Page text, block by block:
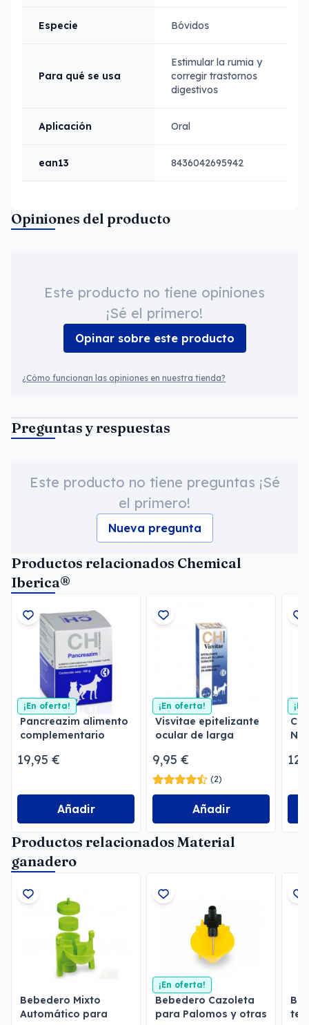
Especie Bóvidos
Para qué se usa
Estimular la rumia y
corregir trastornos
digestivos
Aplicación Oral
ean13 8436042695942
Opiniones del producto
Este producto no tiene opiniones
¡Sé el primero!
Opinar sobre este producto
¿Cómo funcionan las opiniones en nuestra tienda?
Preguntas y respuestas
Este producto no tiene preguntas ¡Sé
el primero!
Nueva pregunta
Productos relacionados Chemical
Iberica®
¡En oferta!
Pancreazim alimento
complementario
19,95 €
Añadir
¡En oferta!
Visvitae epitelizante
ocular de larga
9,95 €
(2)
Añadir
Productos relacionados Material
ganadero
Bebedero Mixto
Automático para
¡En oferta!
Bebedero Cazoleta
para Palomos y otras